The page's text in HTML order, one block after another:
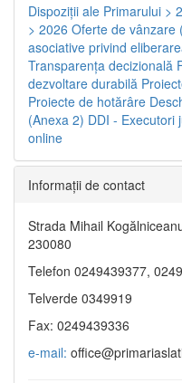
Dispoziţii ale Primarului >
> 2026 Oferte de vânzare
asociative privind
Transparenţa decizională
dezvoltare durabilă
Proiecte de hotărâre
(Anexa 2) DDI - Executori
online
Informaţii de contact
Strada Mihail
230080
Telefon 0249439377,
Telverde 0349919
Fax: 0249439336
e-mail: